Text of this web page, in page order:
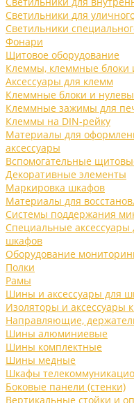
Светильники для
Светильники
Фонари
Щитовое оборудование
Клеммы, клеммные
Аксессуары для клемм
Клеммные блоки и
Клеммные зажимы для
Клеммы на DIN-рейку
Материалы для
аксессуары
Вспомогательные
Декоративные элементы
Маркировка шкафов
Материалы для
Системы поддержания
Специальные
шкафов
Оборудование
Полки
Рамы
Шины и аксессуары для
Изоляторы и аксессуары
Направляющие,
Шины алюминиевые
Шины комплектные
Шины медные
Шкафы
Боковые панели (стенки)
Вертикальные стойки и